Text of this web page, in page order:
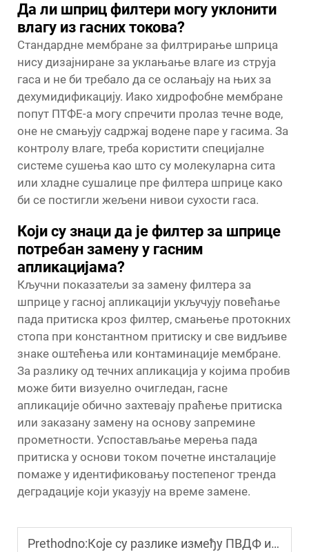
Да ли шприц филтери могу уклонити
влагу из гасних токова?
Стандардне мембране за филтрирање шприца
нису дизајниране за уклањање влаге из струја
гаса и не би требало да се ослањају на њих за
дехумидификацију. Иако хидрофобне мембране
попут ПТФЕ-а могу спречити пролаз течне воде,
оне не смањују садржај водене паре у гасима. За
контролу влаге, треба користити специјалне
системе сушења као што су молекуларна сита
или хладне сушалице пре филтера шприце како
би се постигли жељени нивои сухости гаса.
Који су знаци да је филтер за шприце
потребан замену у гасним
апликацијама?
Кључни показатељи за замену филтера за
шприце у гасној апликацији укључују повећање
пада притиска кроз филтер, смањење протокних
стопа при константном притиску и све видљиве
знаке оштећења или контаминације мембране.
За разлику од течних апликација у којима пробив
може бити визуелно очигледан, гасне
апликације обично захтевају праћење притиска
или заказану замену на основу запремине
прометности. Успостављање мерења пада
притиска у основи током почетне инсталације
помаже у идентификовању постепеног тренда
деградације који указују на време замене.
Prethodno:Које су разлике између ПВДФ и ПЕС стерилних филтера за шприце?